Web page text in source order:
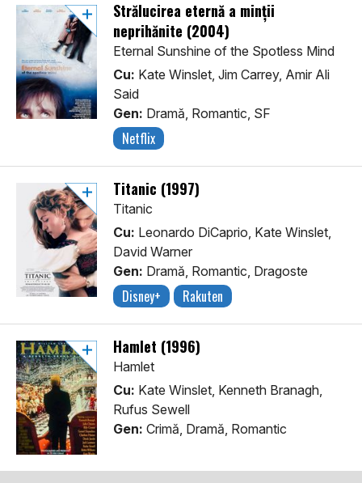
Strălucirea eternă a minții
neprihănite (2004)
Eternal Sunshine of the Spotless Mind
Cu: Kate Winslet, Jim Carrey, Amir Ali
Said
Gen: Dramă, Romantic, SF
Netflix
Titanic (1997)
Titanic
Cu: Leonardo DiCaprio, Kate Winslet,
David Warner
Gen: Dramă, Romantic, Dragoste
Disney+ Rakuten
Hamlet (1996)
Hamlet
Cu: Kate Winslet, Kenneth Branagh,
Rufus Sewell
Gen: Crimă, Dramă, Romantic